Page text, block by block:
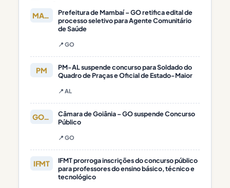
MAMBAÍ
Prefeitura de Mambaí – GO retifica edital de
processo seletivo para Agente Comunitário
de Saúde
📍 GO
PM
PM-AL suspende concurso para Soldado do
Quadro de Praças e Oficial de Estado-Maior
📍 AL
GOIÂNIA
Câmara de Goiânia – GO suspende Concurso
Público
📍 GO
IFMT
IFMT prorroga inscrições do concurso público
para professores do ensino básico, técnico e
tecnológico